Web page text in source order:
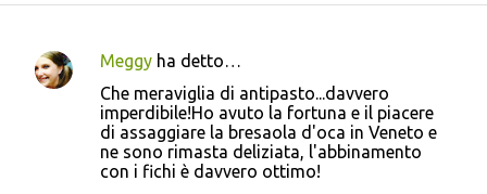
C
Meggy ha detto…
Che meraviglia di antipasto...davvero
imperdibile!Ho avuto la fortuna e il piacere
di assaggiare la bresaola d'oca in Veneto e
ne sono rimasta deliziata, l'abbinamento
con i fichi è davvero ottimo!